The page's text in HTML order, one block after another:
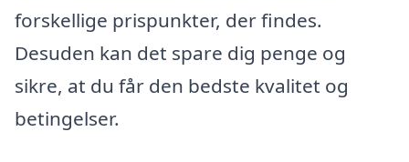
forskellige prispunkter, der findes.
Desuden kan det spare dig penge og
sikre, at du får den bedste kvalitet og
betingelser.